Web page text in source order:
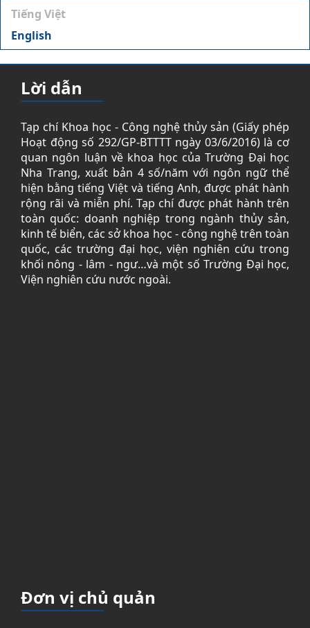
Tiếng Việt
English
Lời dẫn
Tạp chí Khoa học - Công nghệ thủy sản (Giấy phép
Hoạt động số 292/GP-BTTTT ngày 03/6/2016) là cơ
quan ngôn luận về khoa học của Trường Đại học
Nha Trang, xuất bản 4 số/năm với ngôn ngữ thể
hiện bằng tiếng Việt và tiếng Anh, được phát hành
rộng rãi và miễn phí. Tạp chí được phát hành trên
toàn quốc: doanh nghiệp trong ngành thủy sản,
kinh tế biển, các sở khoa học - công nghệ trên toàn
quốc, các trường đại học, viện nghiên cứu trong
khối nông - lâm - ngư…và một số Trường Đại học,
Viện nghiên cứu nước ngoài.
Đơn vị chủ quản